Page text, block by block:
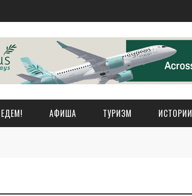
ЕДЕМ! АФИША ТУРИЗМ ИСТОРИИ